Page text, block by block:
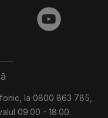
la 0800 863 785,
09:00 - 18:00.
youtube